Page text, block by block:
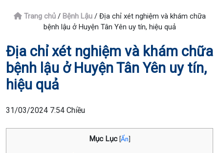
Trang chủ/ Bệnh Lậu/ Địa chỉ xét nghiệm và khám chữa
bệnh lậu ở Huyện Tân Yên uy tín, hiệu quả
Địa chỉ xét nghiệm và khám chữa
bệnh lậu ở Huyện Tân Yên uy tín,
hiệu quả
31/03/2024 7:54 Chiều
Mục Lục [Ẩn]